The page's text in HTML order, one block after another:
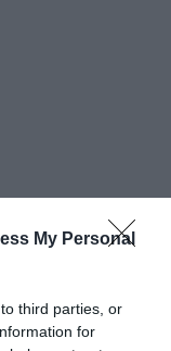
My Personal
third parties, or
for